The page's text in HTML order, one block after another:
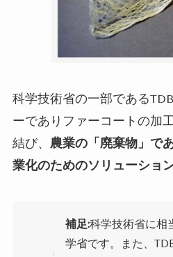
科学技術省の一部である
ーでありファーコートの加
結び、 農業の「廃棄物」で
業化のためのソリューショ
補足:科学技術省に相
学省です。また、